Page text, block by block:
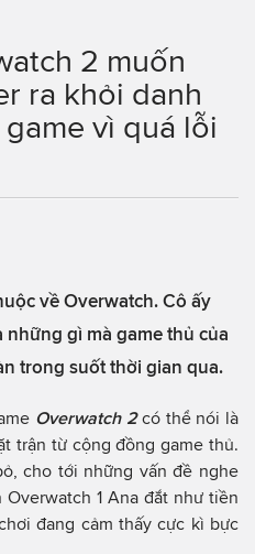
2 muốn
ra khỏi danh
vì quá lỗi
về Overwatch. Cô ấy
những gì mà game thủ của
trong suốt thời gian qua.
Overwatch 2có thể nói là
trận từ cộng đồng game thủ.
cho tới những vấn đề nghe
1 Ana đắt như tiền
đang cảm thấy cực kì bực